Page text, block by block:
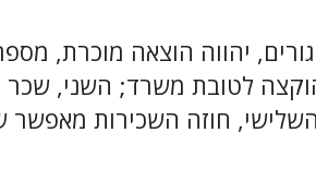
יהווה הוצאה מוכרת,
לטובת משרד; השני, שכר
חוזה השכירות